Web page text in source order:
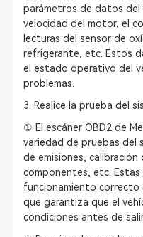
parámetros de datos del
velocidad del motor, el
lecturas del sensor de
refrigerante, etc. Estos
el estado operativo del
problemas.
3. Realice la prueba del
① El escáner OBD2 de
variedad de pruebas del
de emisiones,
componentes, etc. Estas
funcionamiento correcto
que garantiza que el
condiciones antes de